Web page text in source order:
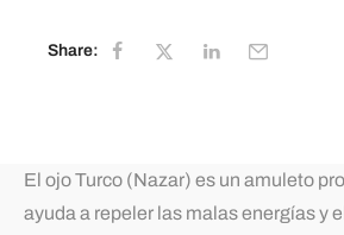
Share:
El ojo Turco (Nazar) es un amuleto
ayuda a repeler las malas energías y